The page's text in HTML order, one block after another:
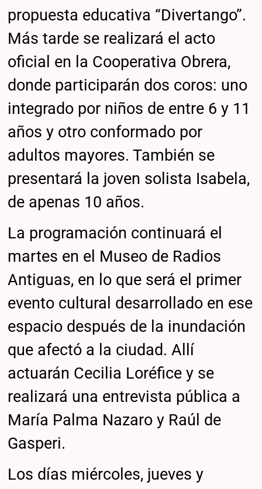
propuesta educativa “Divertango”.
Más tarde se realizará el acto
oficial en la Cooperativa Obrera,
donde participarán dos coros: uno
integrado por niños de entre 6 y 11
años y otro conformado por
adultos mayores. También se
presentará la joven solista Isabela,
de apenas 10 años.
La programación continuará el
martes en el Museo de Radios
Antiguas, en lo que será el primer
evento cultural desarrollado en ese
espacio después de la inundación
que afectó a la ciudad. Allí
actuarán Cecilia Loréfice y se
realizará una entrevista pública a
María Palma Nazaro y Raúl de
Gasperi.
Los días miércoles, jueves y